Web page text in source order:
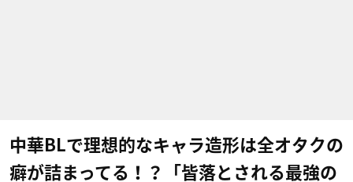
中華BLで理想的なキャラ造形は全オタクの
癖が詰まってる！？「皆落とされる最強の